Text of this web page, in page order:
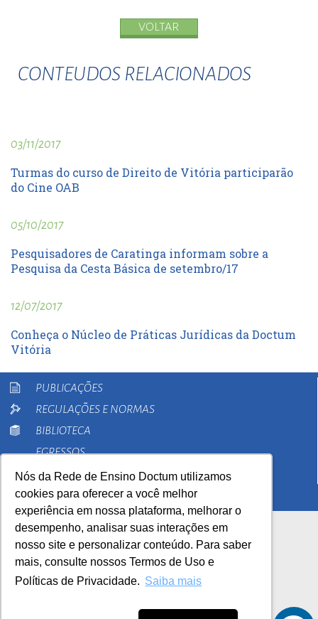
Nós da Rede de Ensino Doctum utilizamos
cookies para oferecer a você melhor
experiência em nossa plataforma, melhorar o
desempenho, analisar suas interações em
nosso site e personalizar conteúdo. Para saber
mais, consulte nossos Termos de Uso e
Políticas de Privacidade. Saiba mais
VOLTAR
CONTEUDOS RELACIONADOS
03/11/2017
Turmas do curso de Direito de Vitória participarão
do Cine OAB
05/10/2017
Pesquisadores de Caratinga informam sobre a
Pesquisa da Cesta Básica de setembro/17
12/07/2017
Conheça o Núcleo de Práticas Jurídicas da Doctum
Vitória
PUBLICAÇÕES
REGULAÇÕES E NORMAS
BIBLIOTECA
EGRESSOS
PESQUISA
EXTENSÃO
AutoAvaliação Institucional